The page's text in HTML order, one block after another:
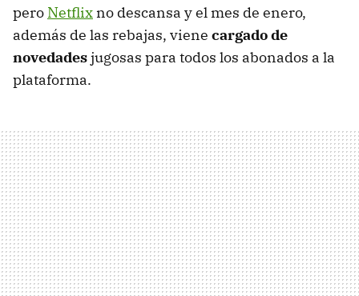
pero Netflix no descansa y el mes de enero,
además de las rebajas, viene cargado de
novedadesjugosas para todos los abonados a la
plataforma.